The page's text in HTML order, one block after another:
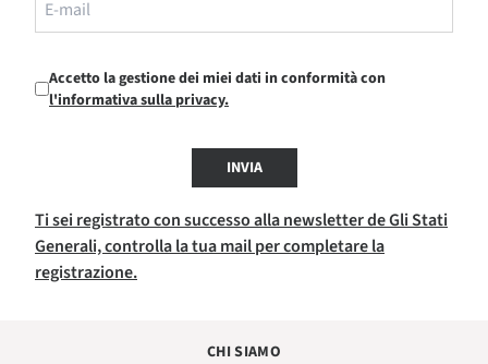
Accetto la gestione dei miei dati in conformità con
l'informativa sulla privacy.
INVIA
Ti sei registrato con successo alla newsletter de Gli Stati
Generali, controlla la tua mail per completare la
registrazione.
CHI SIAMO